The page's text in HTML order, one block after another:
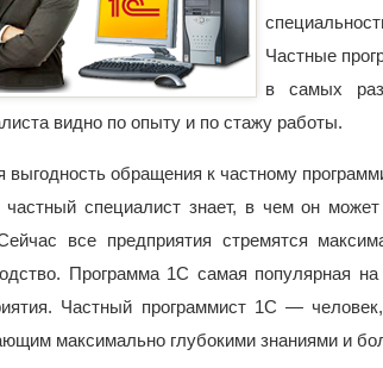
Частные
в самых
видно по опыту и по стажу работы.
выгодность обращения к частному
частный специалист знает, в чем он
все предприятия стремятся
Программа 1С самая популярная на
Частный программист 1С —
максимально глубокими знаниями и